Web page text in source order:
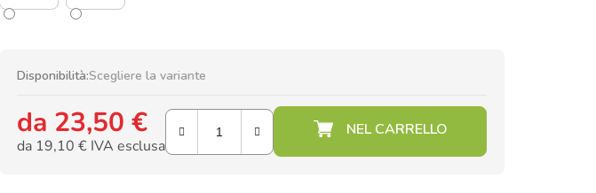
Disponibilità:Scegliere la variante
da 23,50 €
da 19,10 € IVA esclusa